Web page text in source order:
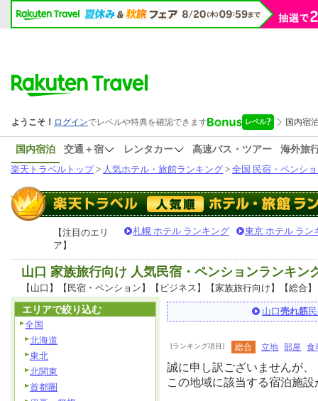
国内宿泊 交通＋宿 レンタカー 高速バス・ツアー
海外旅
楽天トラベルトップ> 人気ホテル・旅館ランキング > 全国 民宿・ペンシ
【注目のエリ
ア】
札幌 ホテル ランキング 東京 ホテル ラン
山口 家族旅行向け 人気民宿・ペンションランキン
【山口】【民宿・ペンション】【ビジネス】【家族旅行向け】【総合】
山口売れ筋
[ランキング項目] 総合 立地 部屋 食
誠に申し訳ございませんが、
この地域に該当する宿泊施
エリアで絞り込む
全国
北海道
東北
北関東
首都圏